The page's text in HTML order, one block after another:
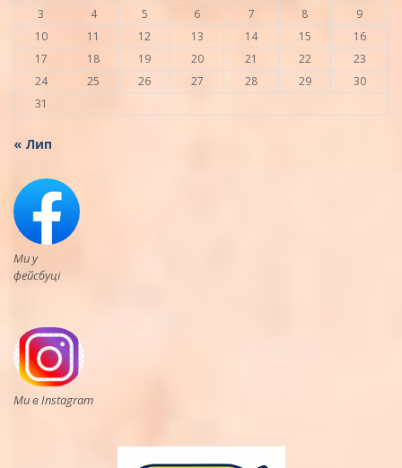
3
4 5 6 7 8
9
10
11 12 13 14 15
16
17
18 19 20 21 22
23
24
25 26 27 28 29
30
31
« Лип
Ми у
фейсбуці
Ми в Instagram